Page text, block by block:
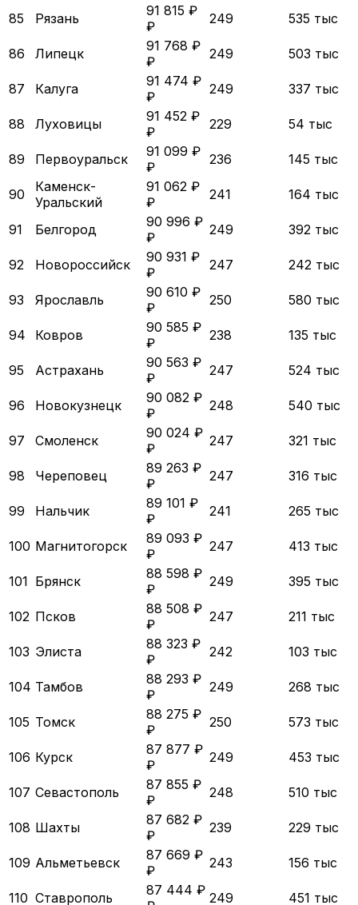
85 Рязань
91 815 ₽
₽
249 535 тыс
86 Липецк
91 768 ₽
₽
249 503 тыс
87 Калуга
91 474 ₽
₽
249 337 тыс
88 Луховицы
91 452 ₽
₽
229 54 тыс
89 Первоуральск
91 099 ₽
₽
236 145 тыс
90
Каменск-
Уральский
91 062 ₽
₽
241 164 тыс
91 Белгород
90 996 ₽
₽
249 392 тыс
92 Новороссийск
90 931 ₽
₽
247 242 тыс
93 Ярославль
90 610 ₽
₽
250 580 тыс
94 Ковров
90 585 ₽
₽
238 135 тыс
95 Астрахань
90 563 ₽
₽
247 524 тыс
96 Новокузнецк
90 082 ₽
₽
248 540 тыс
97 Смоленск
90 024 ₽
₽
247 321 тыс
98 Череповец
89 263 ₽
₽
247 316 тыс
99 Нальчик
89 101 ₽
₽
241 265 тыс
100 Магнитогорск
89 093 ₽
₽
247 413 тыс
101 Брянск
88 598 ₽
₽
249 395 тыс
102 Псков
88 508 ₽
₽
247 211 тыс
103 Элиста
88 323 ₽
₽
242 103 тыс
104 Тамбов
88 293 ₽
₽
249 268 тыс
105 Томск
88 275 ₽
₽
250 573 тыс
106 Курск
87 877 ₽
₽
249 453 тыс
107 Севастополь
87 855 ₽
₽
248 510 тыс
108 Шахты
87 682 ₽
₽
239 229 тыс
109 Альметьевск
87 669 ₽
₽
243 156 тыс
110 Ставрополь
87 444 ₽ 249 451 тыс